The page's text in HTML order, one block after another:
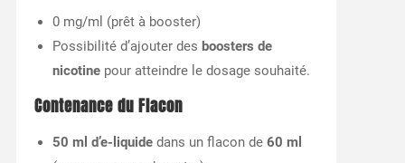
0 mg/ml (prêt à booster)
Possibilité d’ajouter des boosters de
nicotinepour atteindre le dosage souhaité.
Contenance du Flacon
50 ml d’e-liquidedans un flacon de 60 ml